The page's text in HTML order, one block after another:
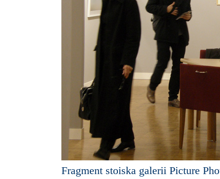
Fragment stoiska galerii Picture